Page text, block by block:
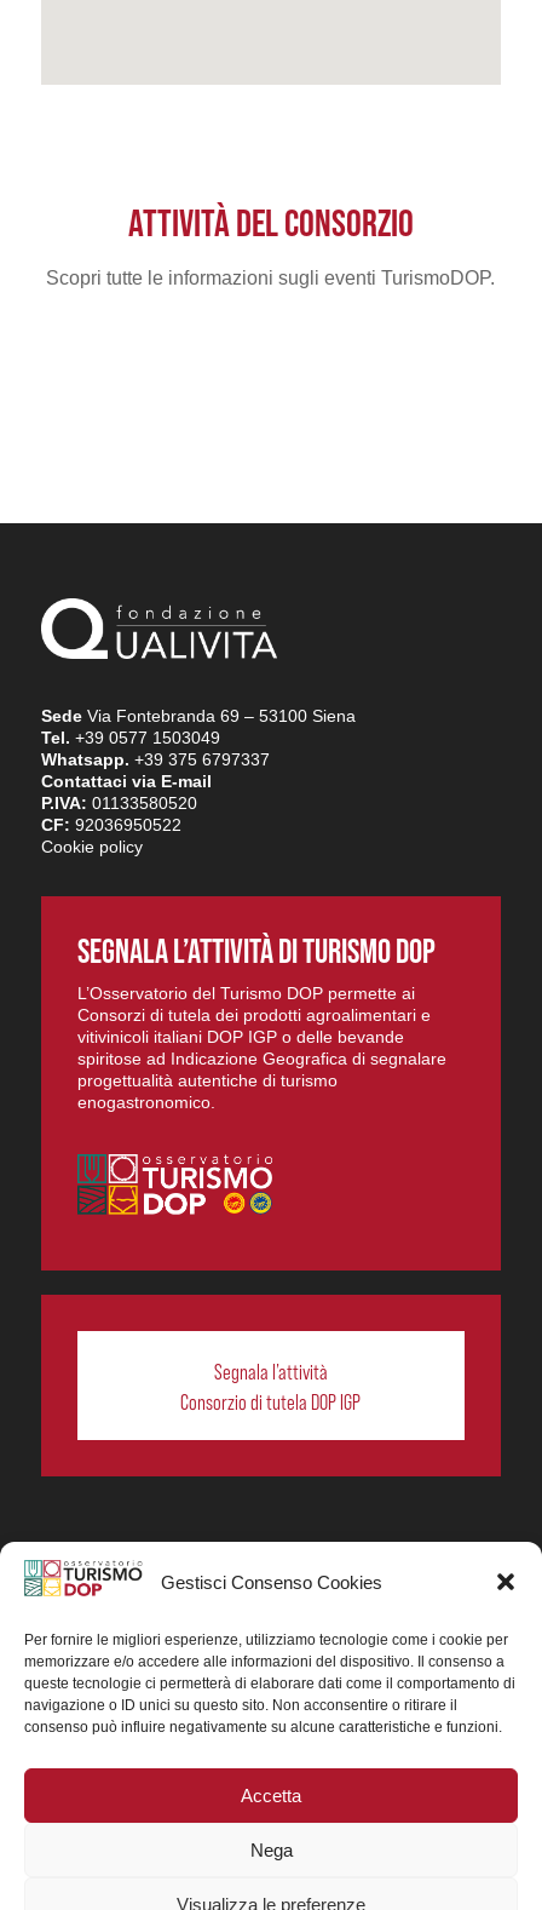
Gestisci Consenso Cookies
Per fornire le migliori esperienze, utilizziamo tecnologie come i cookie per
memorizzare e/o accedere alle informazioni del dispositivo. Il consenso a
queste tecnologie ci permetterà di elaborare dati come il comportamento di
navigazione o ID unici su questo sito. Non acconsentire o ritirare il
consenso può influire negativamente su alcune caratteristiche e funzioni.
Accetta
Nega
Visualizza le preferenze
ATTIVITÀ DEL CONSORZIO
Scopri tutte le informazioni sugli eventi TurismoDOP.
SedeVia Fontebranda 69 – 53100 Siena
Tel. +39 0577 1503049
Whatsapp. +39 375 6797337
Contattaci via E-mail
P.IVA: 01133580520
CF: 92036950522
Cookie policy
SEGNALA L’ATTIVITÀ DI TURISMO DOP
L’Osservatorio del Turismo DOP permette ai
Consorzi di tutela dei prodotti agroalimentari e
vitivinicoli italiani DOP IGP o delle bevande
spiritose ad Indicazione Geografica di segnalare
progettualità autentiche di turismo
enogastronomico.
Segnala l’attività
Consorzio di tutela DOP IGP
In collaborazione ORIGIN ITALIA.
del turismo enogastronomico dei prodotti DOP IGP
italiani.
Concessione contributo MASAF DM n. 0311719 del
15/06/2023
Concessione contributo MASAF, DM n. 0016662 del
15/01/2025 (CUP J88H24002560007)